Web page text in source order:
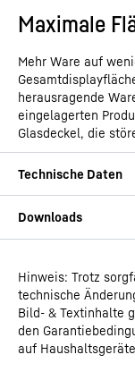
Maximale
Mehr Ware auf
herausragende
eingelagerten
Glasdeckel, die
Produktgruppe
GTIN
Hinweis: Trotz
technische
Bild- & Textinhalte
den
auf